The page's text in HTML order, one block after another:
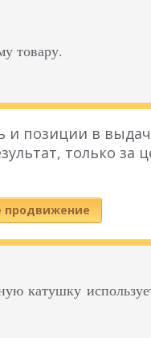
товару.
позиции в
только
продвижение
катушку